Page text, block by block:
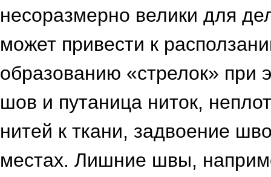
несоразмерно велики для
может привести к
образованию «стрелок» при
шов и путаница ниток,
нитей к ткани, задвоение
местах. Лишние швы,